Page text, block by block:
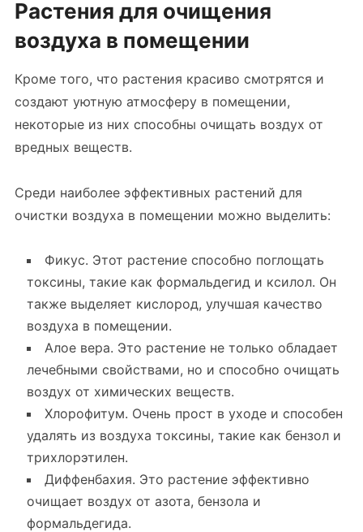
Растения для очищения
воздуха в помещении
Кроме того, что растения красиво смотрятся и
создают уютную атмосферу в помещении,
некоторые из них способны очищать воздух от
вредных веществ.
Среди наиболее эффективных растений для
очистки воздуха в помещении можно выделить:
Фикус. Этот растение способно поглощать
токсины, такие как формальдегид и ксилол. Он
также выделяет кислород, улучшая качество
воздуха в помещении.
Алое вера. Это растение не только обладает
лечебными свойствами, но и способно очищать
воздух от химических веществ.
Хлорофитум. Очень прост в уходе и способен
удалять из воздуха токсины, такие как бензол и
трихлорэтилен.
Диффенбахия. Это растение эффективно
очищает воздух от азота, бензола и
формальдегида.